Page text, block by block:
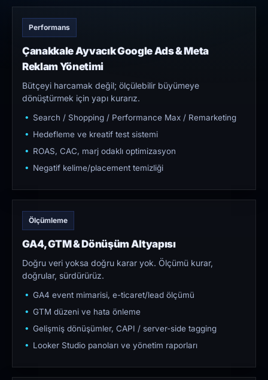
Performans
Çanakkale Ayvacık Google Ads & Meta
Reklam Yönetimi
Bütçeyi harcamak değil; ölçülebilir büyümeye
dönüştürmek için yapı kurarız.
Search / Shopping / Performance Max / Remarketing
Hedefleme ve kreatif test sistemi
ROAS, CAC, marj odaklı optimizasyon
Negatif kelime/placement temizliği
Ölçümleme
GA4, GTM & Dönüşüm Altyapısı
Doğru veri yoksa doğru karar yok. Ölçümü kurar,
doğrular, sürdürürüz.
GA4 event mimarisi, e-ticaret/lead ölçümü
GTM düzeni ve hata önleme
Gelişmiş dönüşümler, CAPI / server-side tagging
Looker Studio panoları ve yönetim raporları